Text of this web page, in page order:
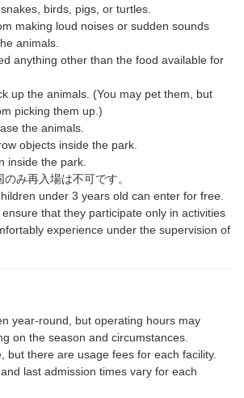
birds, pigs, or turtles.
making loud noises or sudden sounds
animals.
anything other than the food available for
up the animals. (You may pet them, but
picking them up.)
the animals.
objects inside the park.
inside the park.
み再入場は不可です。
under 3 years old can enter for free.
that they participate only in activities
experience under the supervision of
year-round, but operating hours may
on the season and circumstances.
but there are usage fees for each facility.
last admission times vary for each